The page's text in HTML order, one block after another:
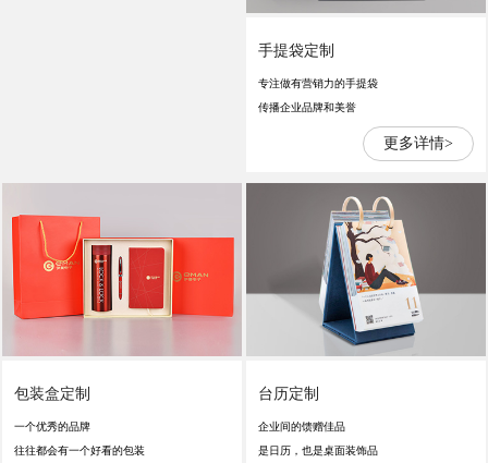
手提袋定制
专注做有营销力的手提袋
传播企业品牌和美誉
更多详情>
包装盒定制
一个优秀的品牌
往往都会有一个好看的包装
台历定制
企业间的馈赠佳品
是日历，也是桌面装饰品